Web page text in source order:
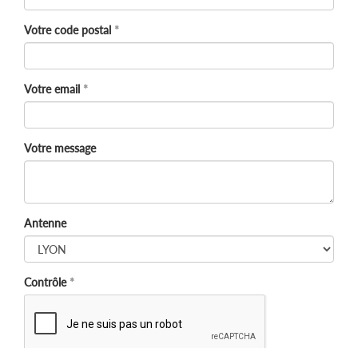
Votre code postal
Votre email
Votre message
Antenne
Contrôle